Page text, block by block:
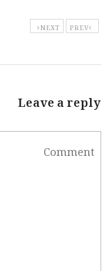
PREV
NEXT
Leave a reply